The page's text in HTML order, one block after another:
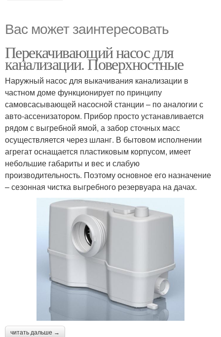
Вас может заинтересовать
Перекачивающий насос для
канализации. Поверхностные
Наружный насос для выкачивания канализации в
частном доме функционирует по принципу
самовсасывающей насосной станции – по аналогии с
авто-ассенизатором. Прибор просто устанавливается
рядом с выгребной ямой, а забор сточных масс
осуществляется через шланг. В бытовом исполнении
агрегат оснащается пластиковым корпусом, имеет
небольшие габариты и вес и слабую
производительность. Поэтому основное его назначение
– сезонная чистка выгребного резервуара на дачах.
читать дальше →